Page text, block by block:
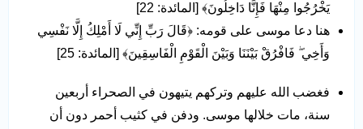
يَخْرُجُوا مِنْهَا فَإِنَّا دَاخِلُونَ﴾ [المائدة: 22]
هنا دعا موسى على قومه: ﴿قَالَ رَبِّ إِنِّي لَا أَمْلِكُ إِلَّا نَفْسِي
وَأَخِي ۖ فَافْرُقْ بَيْنَنَا وَبَيْنَ الْقَوْمِ الْفَاسِقِينَ﴾ [المائدة: 25]
فغضب الله عليهم وتركهم يتيهون في الصحراء أربعين
سنة، مات خلالها موسى. ودفن في كثيب أحمر دون أن